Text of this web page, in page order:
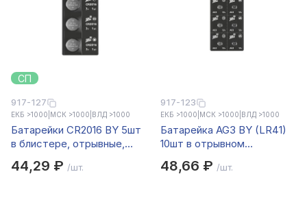
СП
917-127
ЕКБ >1000 МСК >1000 ВЛД >1000
Батарейки CR2016 BY 5шт
в блистере, отрывные,
44,29 ₽ /шт.
917-123
ЕКБ >1000 МСК >1000 ВЛД >1000
Батарейка AG3 BY (LR41)
10шт в отрывном
48,66 ₽ /шт.